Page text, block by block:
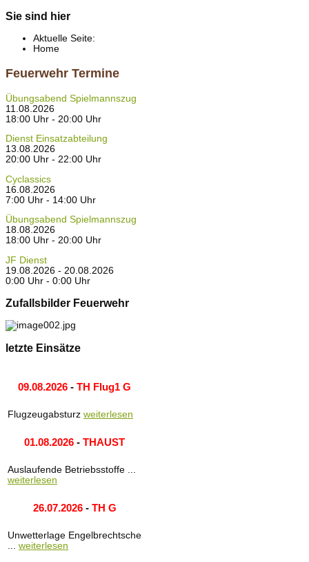
Sie sind hier
Aktuelle Seite:
Home
Feuerwehr Termine
Übungsabend Spielmannszug
11.08.2026
18:00 Uhr - 20:00 Uhr
Dienst Einsatzabteilung
13.08.2026
20:00 Uhr - 22:00 Uhr
Cyclassics
16.08.2026
7:00 Uhr - 14:00 Uhr
Übungsabend Spielmannszug
18.08.2026
18:00 Uhr - 20:00 Uhr
JF Dienst
19.08.2026 - 20.08.2026
0:00 Uhr - 0:00 Uhr
Zufallsbilder Feuerwehr
letzte Einsätze
09.08.2026 - TH Flug1 G
Flugzeugabsturz weiterlesen
01.08.2026 - THAUST
Auslaufende Betriebsstoffe ...
weiterlesen
26.07.2026- TH G
Unwetterlage Engelbrechtsche
... weiterlesen